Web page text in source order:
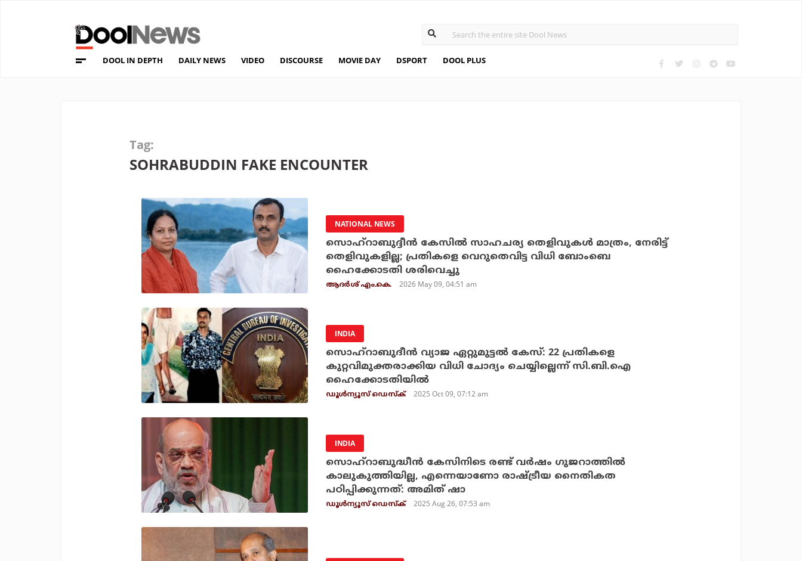
DOOL IN DEPTH DAILY NEWS VIDEO DISCOURSE MOVIE DAY DSPORT DOOL PLUS
Tag:
SOHRABUDDIN FAKE ENCOUNTER
NATIONAL NEWS
സൊഹ്‌റാബുദ്ദീന്‍ കേസില്‍ സാഹചര്യ തെളിവുകള്‍ മാത്രം, നേരിട്ട്
തെളിവുകളില്ല; പ്രതികളെ വെറുതെവിട്ട വിധി ബോംബെ
ഹൈക്കോടതി ശരിവെച്ചു
ആദർശ് എം.കെ. 2026 May 09, 04:51 am
INDIA
സൊഹ്‌റാബുദീന്‍ വ്യാജ ഏറ്റുമുട്ടല്‍ കേസ്: 22 പ്രതികളെ
കുറ്റവിമുക്തരാക്കിയ വിധി ചോദ്യം ചെയ്യില്ലെന്ന് സി.ബി.ഐ
ഹൈക്കോടതിയില്‍
ഡൂള്‍ന്യൂസ് ഡെസ്‌ക് 2025 Oct 09, 07:12 am
INDIA
സൊഹ്റാബുദ്ധീന്‍ കേസിനിടെ രണ്ട് വര്‍ഷം ഗുജറാത്തില്‍
കാലുകുത്തിയില്ല, എന്നെയാണോ രാഷ്ട്രീയ നൈതികത
പഠിപ്പിക്കുന്നത്: അമിത് ഷാ
ഡൂള്‍ന്യൂസ് ഡെസ്‌ക് 2025 Aug 26, 07:53 am